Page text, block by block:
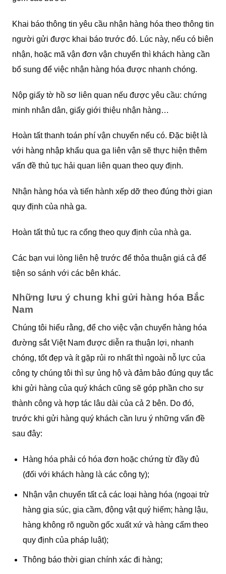
Khai báo thông tin yêu cầu nhận hàng hóa theo thông tin
người gửi được khai báo trước đó. Lúc này, nếu có biên
nhận, hoặc mã vận đơn vận chuyển thì khách hàng cần
bổ sung để việc nhận hàng hóa được nhanh chóng.
Nộp giấy tờ hồ sơ liên quan nếu được yêu cầu: chứng
minh nhân dân, giấy giới thiệu nhận hàng…
Hoàn tất thanh toán phí vận chuyển nếu có. Đặc biệt là
với hàng nhập khẩu qua ga liên vận sẽ thực hiện thêm
vấn đề thủ tục hải quan liên quan theo quy định.
Nhận hàng hóa và tiến hành xếp dỡ theo đúng thời gian
quy định của nhà ga.
Hoàn tất thủ tục ra cổng theo quy định của nhà ga.
Các bạn vui lòng liên hệ trước để thỏa thuận giá cả để
tiện so sánh với các bên khác.
Những lưu ý chung khi gửi hàng hóa Bắc
Nam
Chúng tôi hiểu rằng, để cho việc vận chuyển hàng hóa
đường sắt Việt Nam được diễn ra thuận lợi, nhanh
chóng, tốt đẹp và ít gặp rủi ro nhất thì ngoài nỗ lực của
công ty chúng tôi thì sự ủng hộ và đảm bảo đúng quy tắc
khi gửi hàng của quý khách cũng sẽ góp phần cho sự
thành công và hợp tác lâu dài của cả 2 bên. Do đó,
trước khi gửi hàng quý khách cần lưu ý những vấn đề
sau đây:
Hàng hóa phải có hóa đơn hoặc chứng từ đầy đủ
(đối với khách hàng là các công ty);
Nhận vận chuyển tất cả các loại hàng hóa (ngoại trừ
hàng gia súc, gia cầm, động vật quý hiếm; hàng lậu,
hàng không rõ nguồn gốc xuất xứ và hàng cấm theo
quy định của pháp luật);
Thông báo thời gian chính xác đi hàng;